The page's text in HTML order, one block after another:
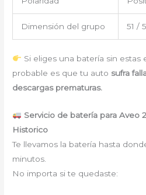
Dimensión del grupo 51 /
Si eliges una batería sin estas
probable es que tu auto sufra
descargas prematuras.
Servicio de batería para Aveo
Historico
Te llevamos la batería hasta
minutos.
No importa si te quedaste: